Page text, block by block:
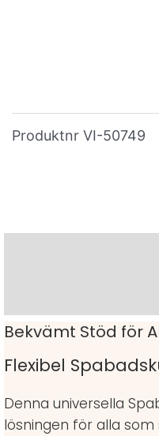
Produktnr VI-50749
Bekvämt Stöd för
Flexibel
Denna universella
lösningen för alla